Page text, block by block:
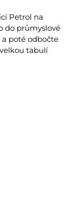
Petrol na
do průmyslové
poté odbočte
tabulí